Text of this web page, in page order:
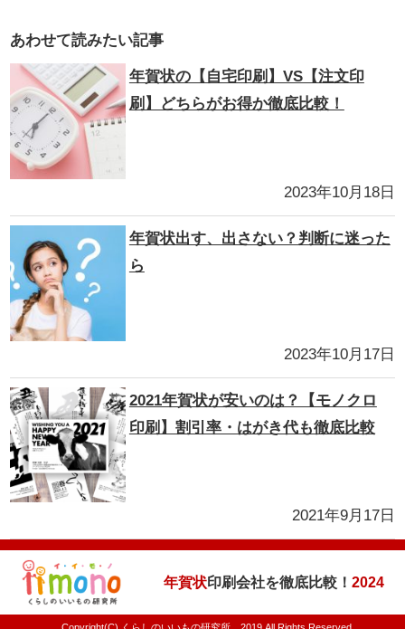
あわせて読みたい記事
年賀状の【自宅印刷】VS【注文印
刷】どちらがお得か徹底比較！
2023年10月18日
年賀状出す、出さない？判断に迷った
ら
2023年10月17日
2021年賀状が安いのは？【モノクロ
印刷】割引率・はがき代も徹底比較
2021年9月17日
年賀状印刷会社を徹底比較！ 2024